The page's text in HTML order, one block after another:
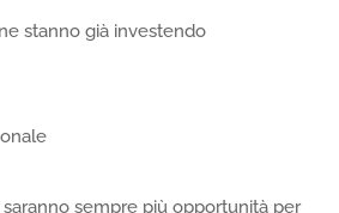
stanno già investendo
sempre più opportunità per